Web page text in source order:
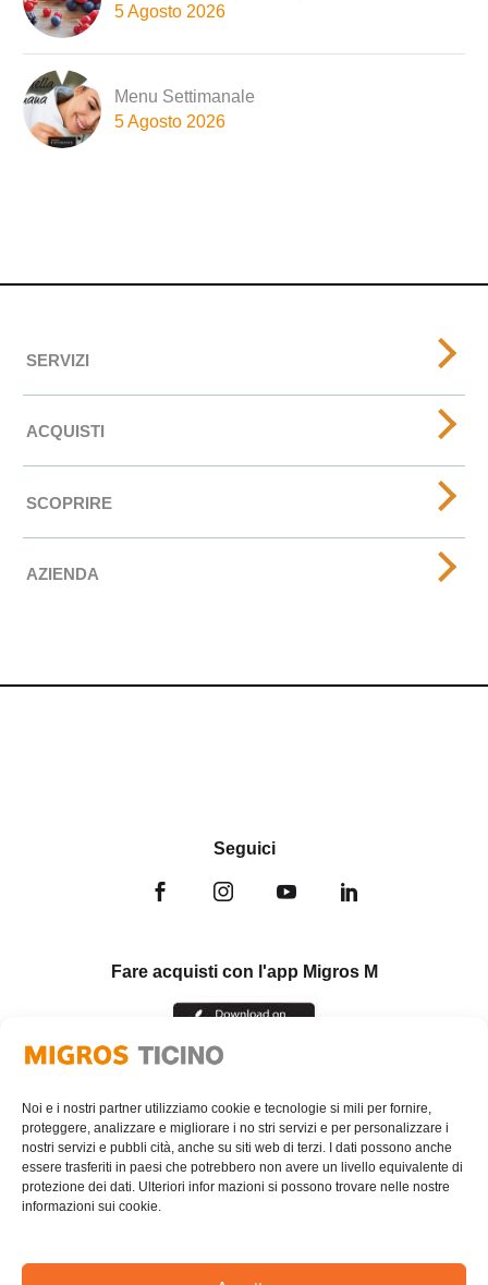
Noi e i nostri partner utilizziamo cookie e tecnologie si mili per fornire,
proteggere, analizzare e migliorare i no stri servizi e per personalizzare i
nostri servizi e pubbli cità, anche su siti web di terzi. I dati possono anche
essere trasferiti in paesi che potrebbero non avere un livello equivalente di
protezione dei dati. Ulteriori infor mazioni si possono trovare nelle nostre
informazioni sui cookie.
5 Agosto 2026
Menu Settimanale
5 Agosto 2026
SERVIZI
ACQUISTI
SCOPRIRE
AZIENDA
Seguici
Fare acquisti con l'app Migros M